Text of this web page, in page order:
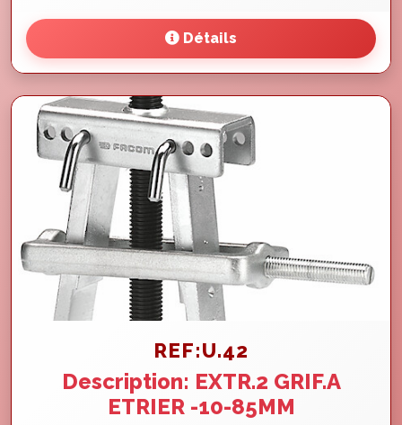
Détails
REF:U.42
Description: EXTR.2 GRIF.A
ETRIER -10-85MM